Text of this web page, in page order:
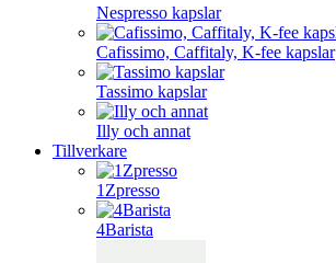
Nespresso kapslar
Cafissimo, Caffitaly, K-fee kapslar
Tassimo kapslar
Illy och annat
Tillverkare
1Zpresso
4Barista